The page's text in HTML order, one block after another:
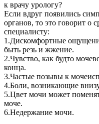
к врачу урологу?
Если вдруг появились
органов, то это говорит о
специалисту:
1.Дискомфортные
быть резь и жжение.
2.Чувство, как будто
конца.
3.Частые позывы к
4.Боли, возникающие
5.Цвет мочи может
моче.
6.Недержание мочи.